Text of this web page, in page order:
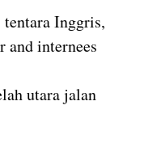
Inggris,
and internees
utara jalan